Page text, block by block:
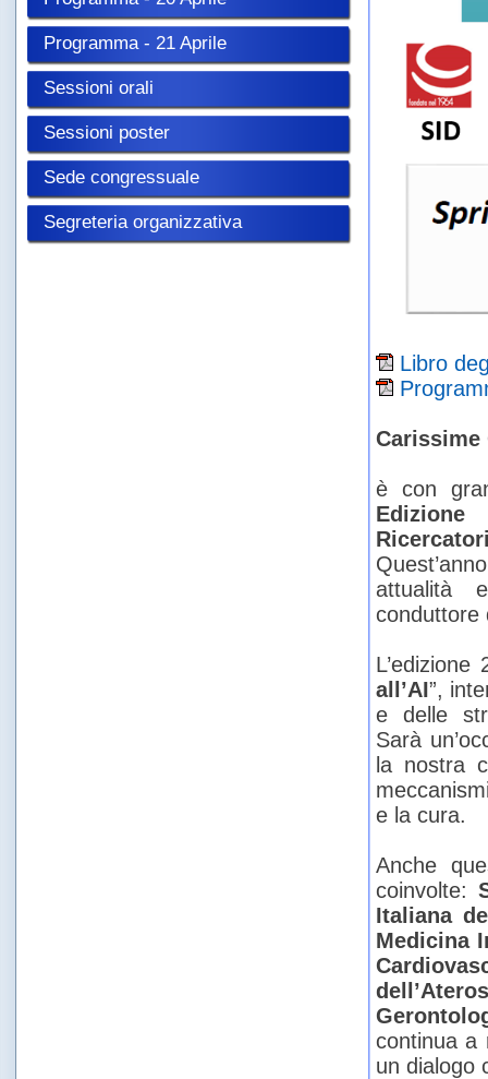
Programma - 21 Aprile
Sessioni orali
Sessioni poster
Sede congressuale
Segreteria organizzativa
Libro
Carissime
è con
attualità
conduttore
L’edizione
all’AI”,
e delle
Sarà
la nostra
e la cura.
Anche
coinvolte:
Italiana
Medicina
continua a
un dialogo